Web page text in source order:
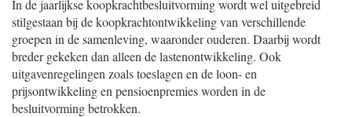
In de jaarlijkse koopkrachtbesluitvorming wordt wel uitgebreid
stilgestaan bij de koopkrachtontwikkeling van verschillende
groepen in de samenleving, waaronder ouderen. Daarbij wordt
breder gekeken dan alleen de lastenontwikkeling. Ook
uitgavenregelingen zoals toeslagen en de loon- en
prijsontwikkeling en pensioenpremies worden in de
besluitvorming betrokken.